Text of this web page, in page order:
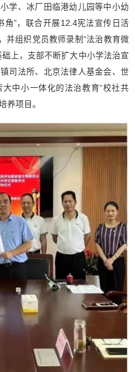
学、冰厂田临港幼儿园等中小幼
角”，联合开展12.4宪法宣传日活
并组织党员教师录制“法治教育微
上，支部不断扩大中小学法治宣
司法所、北京法律人基金会、世
中小一体化的法治教育“校社共
养项目。